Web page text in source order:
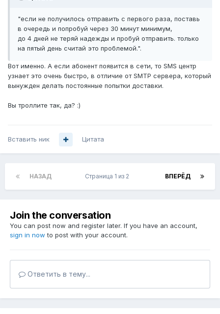
"если не получилось отправить с первого раза, поставь
в очередь и попробуй через 30 минут минимум,
до 4 дней не теряй надежды и пробуй отправить. только
на пятый день считай это проблемой.".
Вот именно. А если абонент появится в сети, то SMS центр
узнает это очень быстро, в отличие от SMTP сервера, который
вынужден делать постоянные попытки доставки.
Вы троллите так, да? :)
Вставить ник Цитата
НАЗАД ВПЕРЁД
Страница 1 из 2
Join the conversation
You can post now and register later. If you have an account,
sign in now to post with your account.
Ответить в тему...